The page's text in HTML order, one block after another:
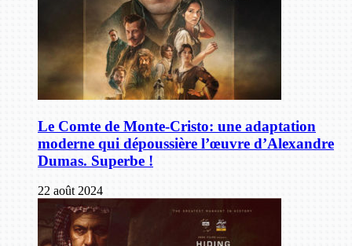
Le Comte de Monte-Cristo: une adaptation
moderne qui dépoussière l’œuvre d’Alexandre
Dumas. Superbe !
22 août 2024